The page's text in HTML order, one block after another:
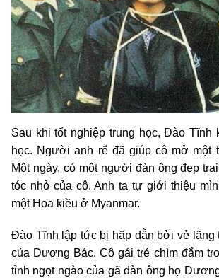
Sau khi tốt nghiệp trung học, Đào Tĩnh
học. Người anh rể đã giúp cô mở một
Một ngày, có một người đàn ông đẹp
tóc nhỏ của cô. Anh ta tự giới thiệu
một Hoa kiều ở Myanmar.
Đào Tĩnh lập tức bị hấp dẫn bởi vẻ lãng
của Dương Bác. Cô gái trẻ chìm đắm
tỉnh ngọt ngào của gã đàn ông họ